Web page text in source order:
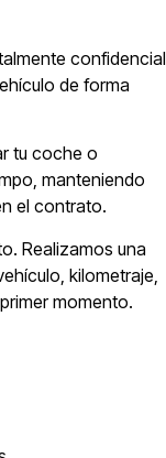
confidencial
de forma
tu coche o
manteniendo
el contrato.
Realizamos una
kilometraje,
momento.